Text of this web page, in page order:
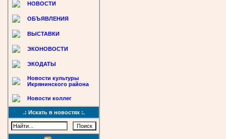
НОВОСТИ
ОБЪЯВЛЕНИЯ
ВЫСТАВКИ
ЭКОНОВОСТИ
ЭКОДАТЫ
Новости культуры
Икрянинского района
Новости коллег
.: Искать в новостях :.